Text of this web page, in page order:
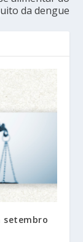
da dengue